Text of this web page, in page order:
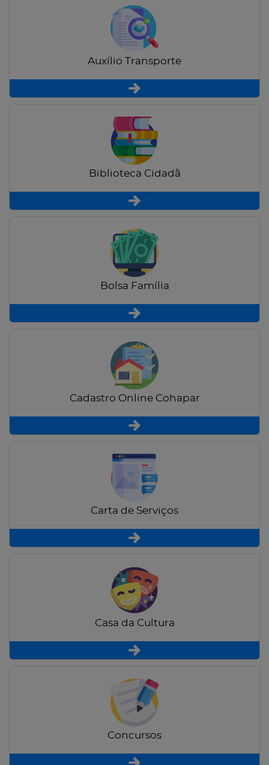
Auxílio Transporte
Biblioteca Cidadã
Bolsa Família
Cadastro Online Cohapar
Carta de Serviços
Casa da Cultura
Concursos